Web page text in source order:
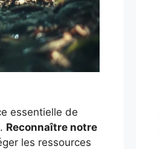
essentielle de
Reconnaître notre
les ressources